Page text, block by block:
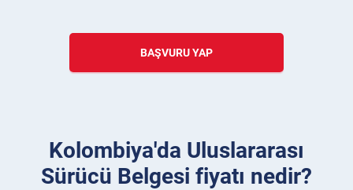
BAŞVURU YAP
Kolombiya'da Uluslararası
Sürücü Belgesi fiyatı nedir?